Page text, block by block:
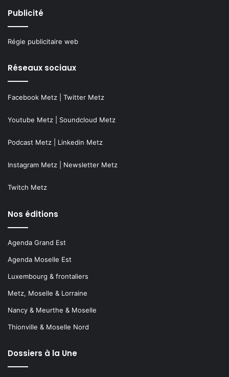
Publicité
Régie publicitaire web
Réseaux sociaux
Facebook Metz Twitter Metz
Youtube Metz Soundcloud Metz
Podcast Metz Linkedin Metz
Instagram Metz Newsletter Metz
Twitch Metz
Nos éditions
Agenda Grand Est
Agenda Moselle Est
Luxembourg & frontaliers
Metz, Moselle & Lorraine
Nancy & Meurthe & Moselle
Thionville & Moselle Nord
Dossiers à la Une